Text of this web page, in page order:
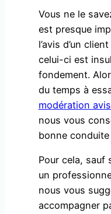
Vous ne le
est presque
l’avis d’un
celui-ci est
fondement.
du temps à
modération
nous vous
bonne
Pour cela, sauf
un
nous vous
accompagner